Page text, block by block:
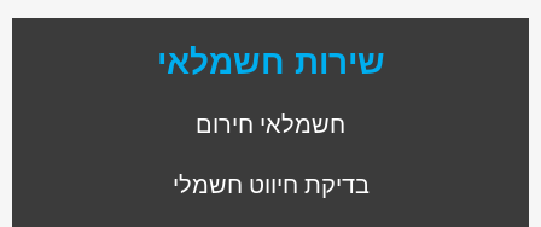
שירות חשמלאי
חשמלאי חירום
בדיקת חיווט חשמלי